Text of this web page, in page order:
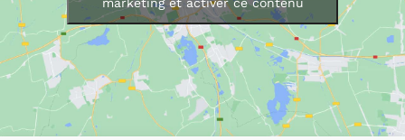
marketing et activer ce contenu